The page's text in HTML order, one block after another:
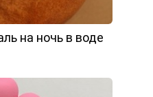
на ночь в воде